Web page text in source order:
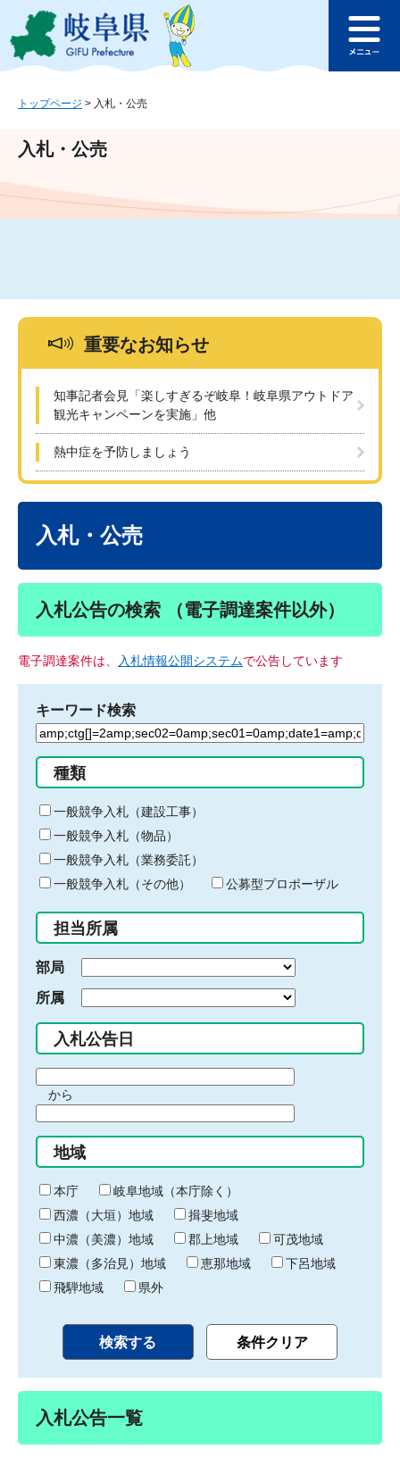
ジ
ュ
文
このページの本文へ
ュ
トップページ > 入札・公売
入札・公売
重要なお知らせ
知事記者会見「楽しすぎるぞ岐阜！岐阜県アウトドア
観光キャンペーンを実施」他
熱中症を予防しましょう
入札・公売
入札公告の検索 （電子調達案件以外）
電子調達案件は、 入札情報公開システムで公告しています
キーワード検索
検
る
キ
ー
ワ
ー
ド
入
力
種類
一般競争入札（建設工事）
一般競争入札（物品）
一般競争入札（業務委託）
一般競争入札（その他）
公募型プロポーザル
担当所属
部局
所属
入札公告日
間
始
り
から
間
終
わ
り
地域
本庁
岐阜地域（本庁除く）
西濃（大垣）地域
揖斐地域
中濃（美濃）地域
郡上地域
可茂地域
東濃（多治見）地域
恵那地域
下呂地域
飛騨地域
県外
入札公告一覧